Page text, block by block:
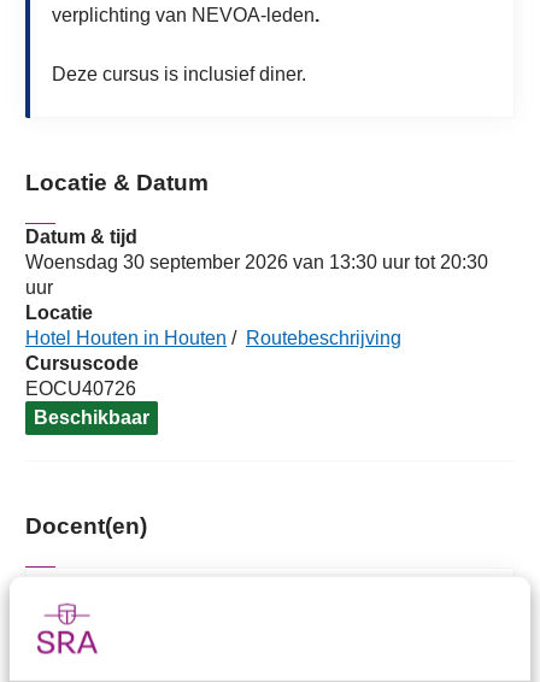
verplichting van NEVOA-leden.
Deze cursus is inclusief diner.
Locatie & Datum
Datum & tijd
Woensdag 30 september 2026 van 13:30 uur tot 20:30
uur
Locatie
Hotel Houten in Houten / Routebeschrijving
Cursuscode
EOCU40726
Beschikbaar
Docent(en)